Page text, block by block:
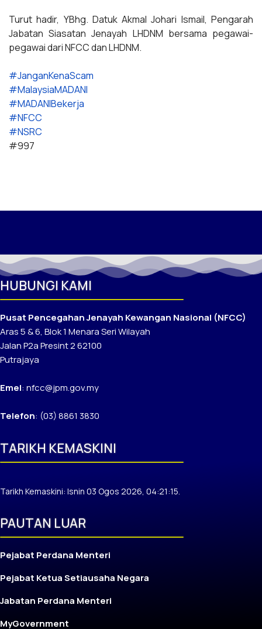
Turut hadir, YBhg. Datuk Akmal Johari Ismail, Pengarah
Jabatan Siasatan Jenayah LHDNM bersama pegawai-
pegawai dari NFCC dan LHDNM.
#JanganKenaScam
#MalaysiaMADANI
#MADANIBekerja
#NFCC
#NSRC
#997
HUBUNGI KAMI
Pusat Pencegahan Jenayah Kewangan Nasional (NFCC)
Aras 5 & 6, Blok 1 Menara Seri Wilayah
Jalan P2a Presint 2 62100
Putrajaya
Emel: nfcc@jpm.gov.my
Telefon: (03) 8861 3830
TARIKH KEMASKINI
Tarikh Kemaskini: Isnin 03 Ogos 2026, 04:21:15.
PAUTAN LUAR
Pejabat Perdana Menteri
Pejabat Ketua Setiausaha Negara
Jabatan Perdana Menteri
MyGovernment